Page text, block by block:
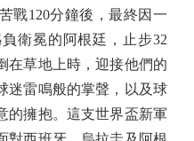
戰120分鐘後，最終因一
衛冕的阿根廷，止步32
在草地上時，迎接他們的
迷雷鳴般的掌聲，以及球
的擁抱。這支世界盃新軍